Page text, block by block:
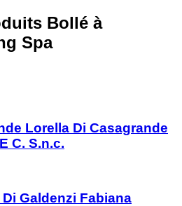
Bollé à
Spa
Lorella Di Casagrande
C. S.n.c.
Galdenzi Fabiana